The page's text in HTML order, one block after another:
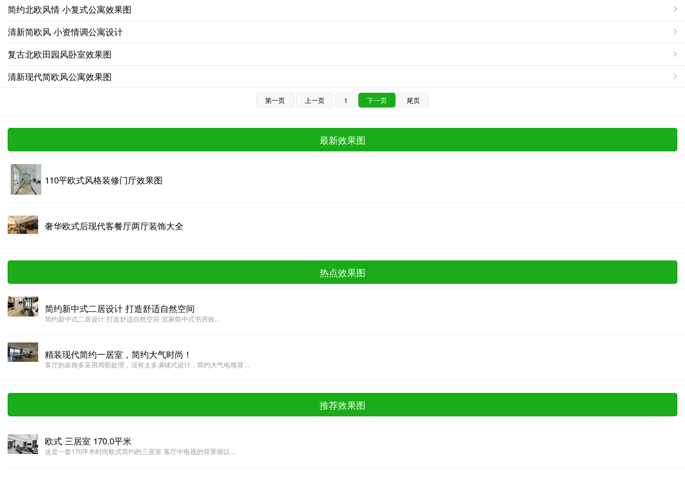
简约北欧风情 小复式公寓效果图
清新简欧风 小资情调公寓设计
复古北欧田园风卧室效果图
清新现代简欧风公寓效果图
第一页 上一页 1 下一页 尾页
最新效果图
110平欧式风格装修门厅效果图
奢华欧式后现代客餐厅两厅装饰大全
热点效果图
简约新中式二居设计 打造舒适自然空间
简约新中式二居设计 打造舒适自然空间 宜家简中式书房效...
精装现代简约一居室，简约大气时尚！
客厅的装饰多采用局部处理，没有太多满铺式设计，简约大气电视背...
推荐效果图
欧式 三居室 170.0平米
这是一套170平米时尚欧式简约的三居室 客厅中电视的背景墙以...